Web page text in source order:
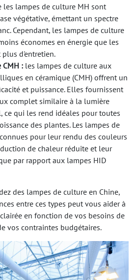
les lampes de culture MH sont
végétative, émettant un spectre
Cependant, les lampes de culture
économes en énergie que les
plus d'entretien.
CMH : les lampes de culture aux
en céramique (CMH) offrent un
et puissance. Elles fournissent
complet similaire à la lumière
ce qui les rend idéales pour toutes
des plantes. Les lampes de
pour leur rendu des couleurs
de chaleur réduite et leur
par rapport aux lampes HID
des lampes de culture en Chine,
entre ces types peut vous aider à
en fonction de vos besoins de
vos contraintes budgétaires.